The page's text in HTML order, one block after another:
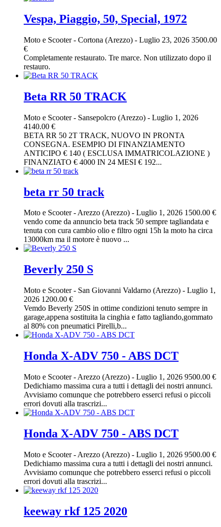
Vespa, Piaggio, 50, Special, 1972
Moto e Scooter- Cortona (Arezzo) - Luglio 23, 2026 3500.00
€
Completamente restaurato. Tre marce. Non utilizzato dopo il
restauro.
Beta RR 50 TRACK
Moto e Scooter- Sansepolcro (Arezzo) - Luglio 1, 2026
4140.00 €
BETA RR 50 2T TRACK, NUOVO IN PRONTA
CONSEGNA. ESEMPIO DI FINANZIAMENTO
ANTICIPO € 140 ( ESCLUSA IMMATRICOLAZIONE )
FINANZIATO € 4000 IN 24 MESI € 192...
beta rr 50 track
Moto e Scooter-Arezzo (Arezzo) - Luglio 1, 2026 1500.00 €
vendo come da annuncio beta track 50 sempre tagliandata e
tenuta con cura cambio olio e filtro ogni 15h la moto ha circa
13000km ma il motore è nuovo ...
Beverly 250 S
Moto e Scooter- San Giovanni Valdarno (Arezzo) - Luglio 1,
2026 1200.00 €
Vemdo Beverly 250S in ottime condizioni tenuto sempre in
garage,appena sostituita la cinghia e fatto tagliando,gommato
al 80% con pneumatici Pirelli,b...
Honda X-ADV 750 - ABS DCT
Moto e Scooter- Arezzo (Arezzo) - Luglio 1, 2026 9500.00 €
Dedichiamo massima cura a tutti i dettagli dei nostri annunci.
Avvisiamo comunque che potrebbero esserci refusi o piccoli
errori dovuti alla trascrizi...
Honda X-ADV 750 - ABS DCT
Moto e Scooter- Arezzo (Arezzo) - Luglio 1, 2026 9500.00 €
Dedichiamo massima cura a tutti i dettagli dei nostri annunci.
Avvisiamo comunque che potrebbero esserci refusi o piccoli
errori dovuti alla trascrizi...
keeway rkf 125 2020